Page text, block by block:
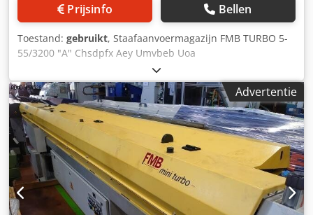
Prijsinfo Bellen
Toestand: gebruikt, Staafaanvoermagazijn FMB TURBO 5-
55/3200 "A" Chsdpfx Aey Umvbeb Uoa
Advertentie